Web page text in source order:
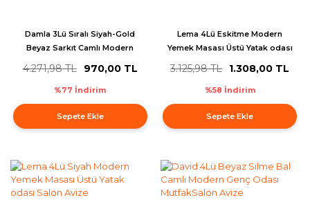
Damla 3Lü Sıralı Siyah-Gold
Beyaz Sarkıt Camlı Modern
4.271,98 TL 970,00 TL
%77 İndirim
Sepete Ekle
Lema 4Lü Eskitme Modern
Yemek Masası Üstü Yatak odası
3.125,98 TL 1.308,00 TL
%58 İndirim
Sepete Ekle